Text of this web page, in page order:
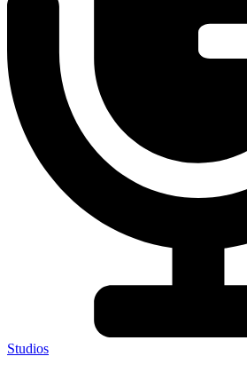
Studios